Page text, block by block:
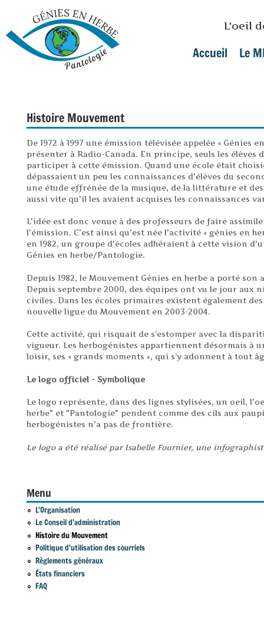
L'oeil
Main menu
Accueil Le
Histoire Mouvement
De 1972 à 1997 une émission télévisée appelée « Génies
présenter à Radio-Canada. En principe, seuls les
participer à cette émission. Quand une école était
dépassaient un peu les connaissances d'élèves du
une étude effrénée de la musique, de la littérature et
aussi vite qu'il les avaient acquises les connaissances
L'idée est donc venue à des professeurs de faire
l'émission. C'est ainsi qu'est née l'activité « génies en
en 1982, un groupe d'écoles adhéraient à cette vision
Génies en herbe/Pantologie.
Depuis 1982, le Mouvement Génies en herbe a porté
Depuis septembre 2000, des équipes ont vu le jour aux
civiles. Dans les écoles primaires existent également
nouvelle ligue du Mouvement en 2003-2004.
Cette activité, qui risquait de s’estomper avec la
vigueur. Les herbogénistes appartiennent désormais à
loisir, ses « grands moments », qui s’y adonnent à tout
Le logo officiel - Symbolique
Le logo représente, dans des lignes stylisées, un oeil,
herbe" et "Pantologie" pendent comme des cils aux
herbogénistes n'a pas de frontière.
Le logo a été réalisé par Isabelle Fournier, une
Menu
L'Organisation
Le Conseil d'administration
Histoire du Mouvement
Politique d'utilisation des courriels
Règlements généraux
États financiers
FAQ